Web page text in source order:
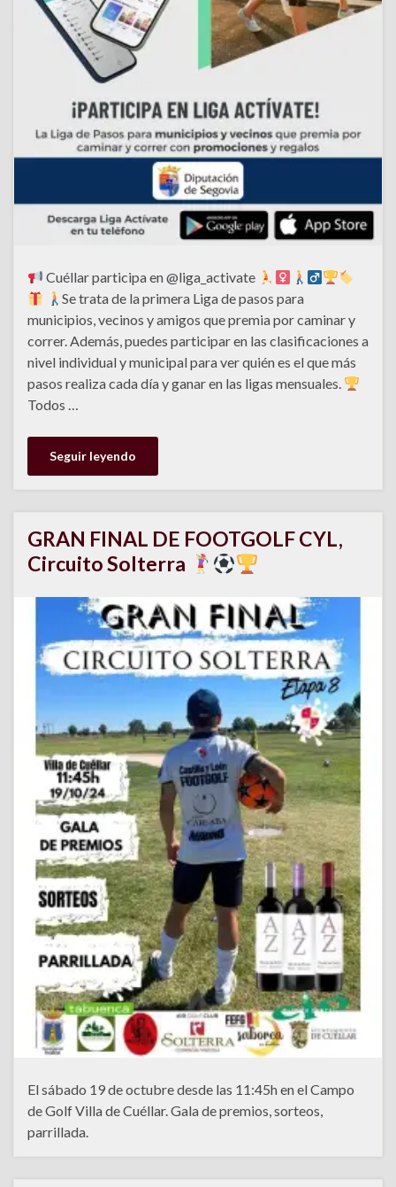
Cuéllar participa en @liga_activate
Se trata de la primera Liga de pasos para
municipios, vecinos y amigos que premia por caminar y
correr. Además, puedes participar en las clasificaciones a
nivel individual y municipal para ver quién es el que más
pasos realiza cada día y ganar en las ligas mensuales.
Todos …
Seguir leyendo
GRAN FINAL DE FOOTGOLF CYL,
Circuito Solterra
El sábado 19 de octubre desde las 11:45h en el Campo
de Golf Villa de Cuéllar. Gala de premios, sorteos,
parrillada.